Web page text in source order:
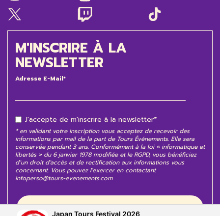
Japan Tours Festival 2026
M'INSCRIRE À LA
NEWSLETTER
Adresse E-Mail*
J'accepte de m'inscrire à la newsletter*
* en validant votre inscription vous acceptez de recevoir des
informations par mail de la part de Tours Événements. Elle sera
conservée pendant 3 ans. Conformément à la loi « informatique et
libertés » du 6 janvier 1978 modifiée et le RGPD, vous bénéficiez
d’un droit d’accès et de rectification aux informations vous
concernant. Vous pouvez l'exercer en contactant
infoperso@tours-evenements.com